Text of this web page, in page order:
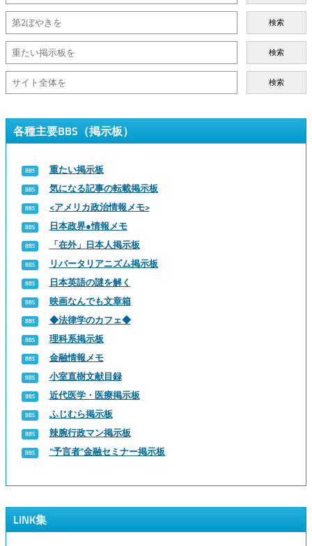
検索
検索
検索
各種主要BBS（掲示板）
重たい掲示板
気になる記事の転載掲示板
<アメリカ政治情報メモ>
日本政界●情報メモ
「在外」日本人掲示板
リバータリアニズム掲示板
日本英語の謎を解く
映画なんでも文章箱
◆法律学のカフェ◆
理科系掲示板
金融情報メモ
小室直樹文献目録
近代医学・医療掲示板
ふじむら掲示板
辣腕行政マン掲示板
“予言者”金融セミナー掲示板
LINK集